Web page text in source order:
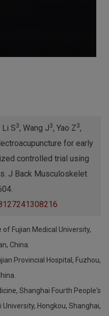
Li S3, Wang J3, Yao Z3,
for early
controlled trial using
J Back Musculoskelet
Fujian Medical University,
China.
Provincial Hospital, Fuzhou,
Shanghai Fourth People's
Hongkou, Shanghai,